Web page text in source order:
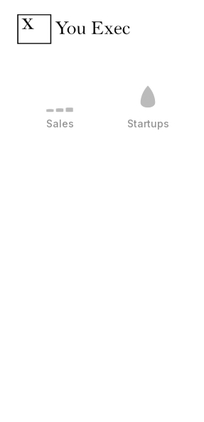
Sales Startups